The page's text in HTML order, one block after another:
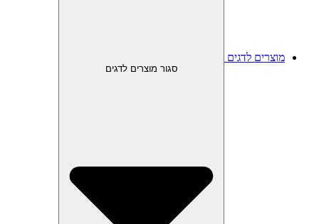
מוצרים לדגים
סגור מוצרים לדגים